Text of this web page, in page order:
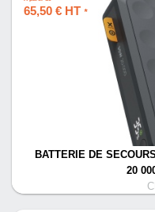
65,50 € HT *
BATTERIE DE
20